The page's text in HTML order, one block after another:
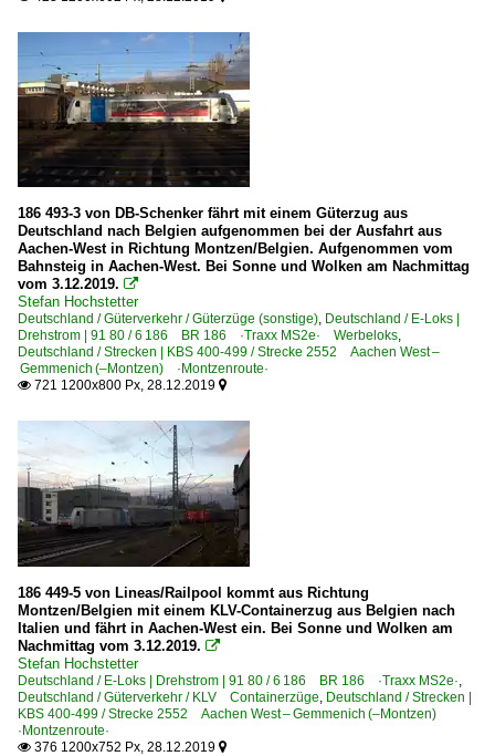
186 493-3 von DB-Schenker fährt mit einem Güterzug aus
Deutschland nach Belgien aufgenommen bei der Ausfahrt aus
Aachen-West in Richtung Montzen/Belgien. Aufgenommen vom
Bahnsteig in Aachen-West. Bei Sonne und Wolken am Nachmittag
vom 3.12.2019. 
Stefan Hochstetter
Deutschland / Güterverkehr / Güterzüge (sonstige), Deutschland / E-Loks |
Drehstrom | 91 80 / 6 186 BR 186 ·Traxx MS2e· Werbeloks,
Deutschland / Strecken | KBS 400-499 / Strecke 2552 Aachen West –
Gemmenich (–Montzen) ·Montzenroute·
 721 1200x800 Px, 28.12.2019 
186 449-5 von Lineas/Railpool kommt aus Richtung
Montzen/Belgien mit einem KLV-Containerzug aus Belgien nach
Italien und fährt in Aachen-West ein. Bei Sonne und Wolken am
Nachmittag vom 3.12.2019. 
Stefan Hochstetter
Deutschland / E-Loks | Drehstrom | 91 80 / 6 186 BR 186 ·Traxx MS2e·,
Deutschland / Güterverkehr / KLV Containerzüge, Deutschland / Strecken |
KBS 400-499 / Strecke 2552 Aachen West – Gemmenich (–Montzen)
·Montzenroute·
 376 1200x752 Px, 28.12.2019 